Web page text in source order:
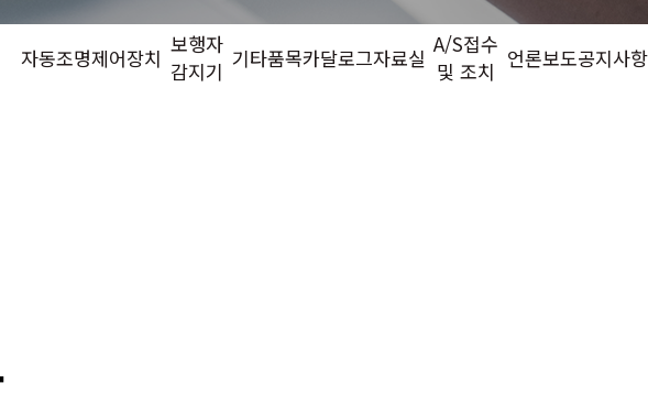
자동조명제어장치 보행자
감지기 기타품목카달로그자료실 A/S접수
및 조치 언론보도공지사항